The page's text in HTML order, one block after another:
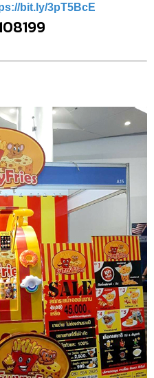
bit.ly/3pT5BcE